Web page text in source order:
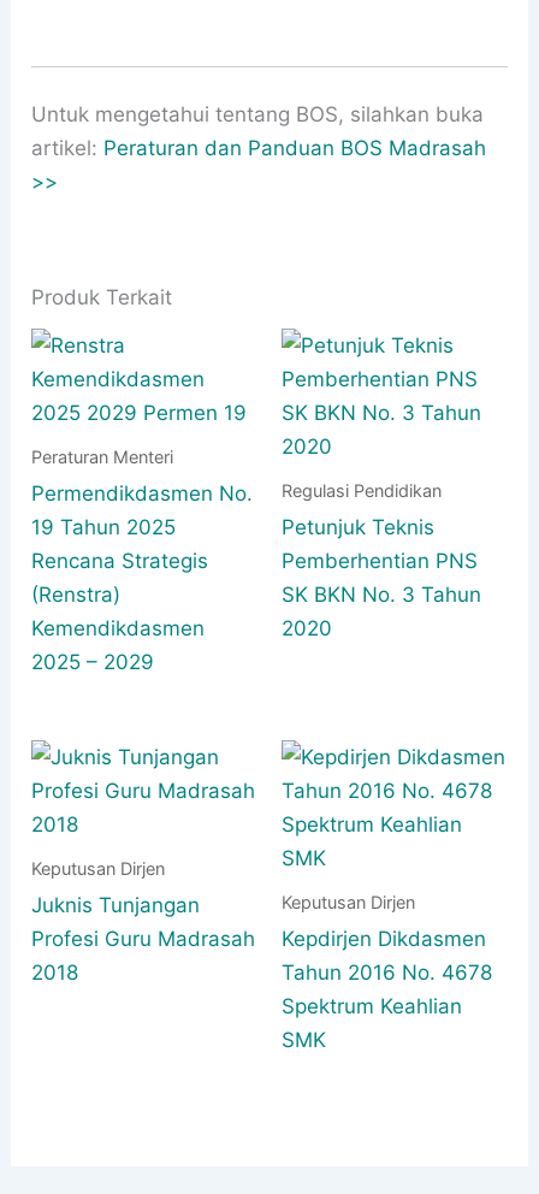
Untuk mengetahui tentang BOS, silahkan buka
artikel: Peraturan dan Panduan BOS Madrasah
>>
Produk Terkait
Peraturan Menteri
Permendikdasmen No.
19 Tahun 2025
Rencana Strategis
(Renstra)
Kemendikdasmen
2025 – 2029
Regulasi Pendidikan
Petunjuk Teknis
Pemberhentian PNS
SK BKN No. 3 Tahun
2020
Keputusan Dirjen
Juknis Tunjangan
Profesi Guru Madrasah
2018
Keputusan Dirjen
Kepdirjen Dikdasmen
Tahun 2016 No. 4678
Spektrum Keahlian
SMK